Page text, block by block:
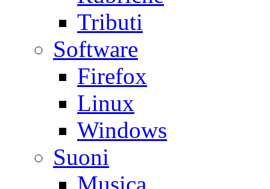
Tributi
Software
Firefox
Linux
Windows
Suoni